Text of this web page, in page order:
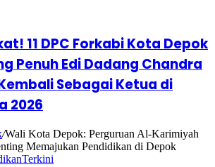
11 DPC Forkabi Kota Depok
Penuh Edi Dadang Chandra
Sebagai Ketua di
2026
/Wali Kota Depok: Perguruan Al-Karimiyah
Memajukan Pendidikan di Depok
Terkini